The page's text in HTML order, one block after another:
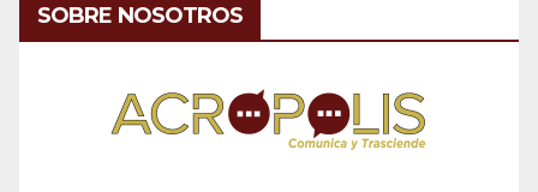
SOBRE NOSOTROS